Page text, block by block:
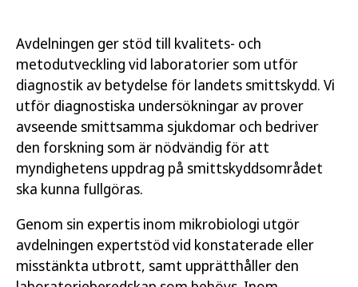
Avdelningen ger stöd till kvalitets- och
metodutveckling vid laboratorier som utför
diagnostik av betydelse för landets smittskydd. Vi
utför diagnostiska undersökningar av prover
avseende smittsamma sjukdomar och bedriver
den forskning som är nödvändig för att
myndighetens uppdrag på smittskyddsområdet
ska kunna fullgöras.
Genom sin expertis inom mikrobiologi utgör
avdelningen expertstöd vid konstaterade eller
misstänkta utbrott, samt upprätthåller den